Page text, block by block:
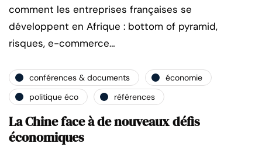
comment les entreprises françaises se
développent en Afrique : bottom of pyramid,
risques, e-commerce…
conférences & documents
économie
politique éco
références
La Chine face à de nouveaux défis
économiques